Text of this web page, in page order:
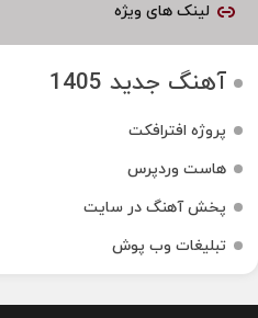
لینک های ویژه
آهنگ جدید 1405
پروژه افترافکت
هاست وردپرس
پخش آهنگ در سایت
تبلیغات وب پوش